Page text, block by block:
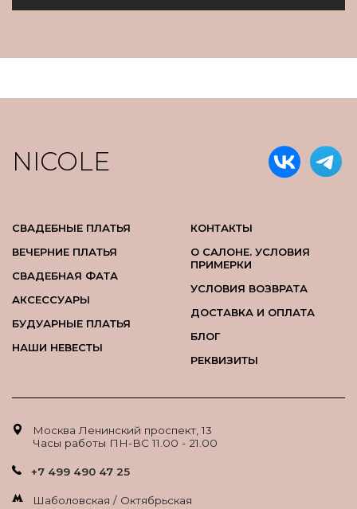
NICOLE
СВАДЕБНЫЕ ПЛАТЬЯ
ВЕЧЕРНИЕ ПЛАТЬЯ
СВАДЕБНАЯ ФАТА
АКСЕССУАРЫ
БУДУАРНЫЕ ПЛАТЬЯ
НАШИ НЕВЕСТЫ
КОНТАКТЫ
О САЛОНЕ. УСЛОВИЯ
ПРИМЕРКИ
УСЛОВИЯ ВОЗВРАТА
ДОСТАВКА И ОПЛАТА
БЛОГ
РЕКВИЗИТЫ
Москва Ленинский проспект, 13
Часы работы ПН-ВС 11.00 - 21.00
+7 499 490 47 25
Шаболовская / Октябрьская